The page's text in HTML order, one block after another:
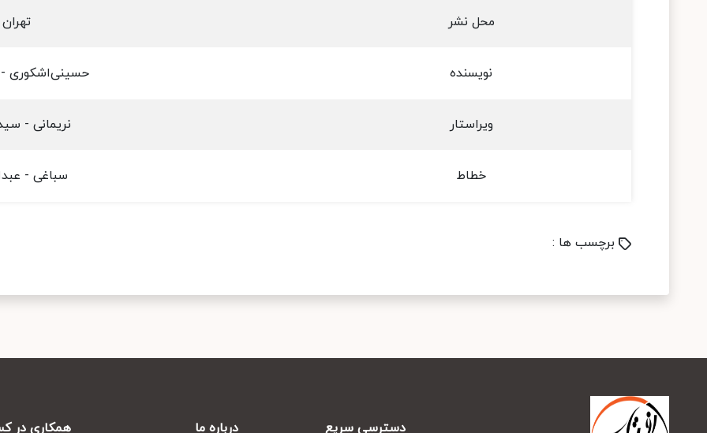
محل نشر تهران
نویسنده حسینی‌اشکوری
ویراستار نریمانی -
خطاط سباغی -
برچسب ها :
دسترسی سریع درباره ما همکاری در